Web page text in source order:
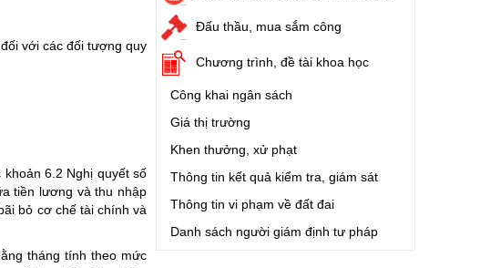
với các đối tượng quy
6.2 Nghị quyết số
tiền lương và thu nhập
bỏ cơ chế tài chính và
tháng tính theo mức
Đấu thầu, mua sắm công
Chương trình, đề tài khoa học
Công khai ngân sách
Giá thị trường
Khen thưởng, xử phạt
Thông tin kết quả kiểm tra, giám sát
Thông tin vi phạm về đất đai
Danh sách người giám định tư pháp